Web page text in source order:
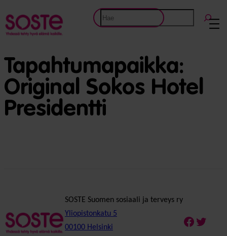
Etsi
Tapahtumapaikka:
Original Sokos Hotel
Presidentti
SOSTE Suomen sosiaali ja terveys ry
Yliopistonkatu 5
00100 Helsinki